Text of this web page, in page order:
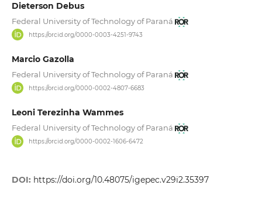
Dieterson Debus
Federal University of Technology of Paraná
https://orcid.org/0000-0003-4251-9743
Marcio Gazolla
Federal University of Technology of Paraná
https://orcid.org/0000-0002-4807-6683
Leoni Terezinha Wammes
Federal University of Technology of Paraná
https://orcid.org/0000-0002-1606-6472
DOI: https://doi.org/10.48075/igepec.v29i2.35397